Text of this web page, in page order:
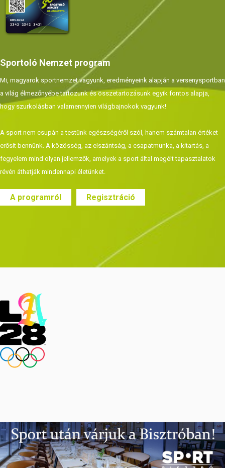
Sportoló Nemzet program
Mi, magyarok sportnemzet vagyunk, eredményeink alapján a versenysportban
a világ élmezőnyébe tartozunk és összetartozásunk egyik fontos alapja,
hogy szurkolásban valamennyien világbajnokok vagyunk!
A sport nem csupán a testünk egészségéről szól, hanem számtalan értéket
erősít bennünk. A közösség, az elszántság, a csapatmunka, a kitartás, a
fegyelem mind olyan jellemzők, amelyek a sport által megélt tapasztalatok
révén áthatják mindennapi életünket.
A programról Regisztráció